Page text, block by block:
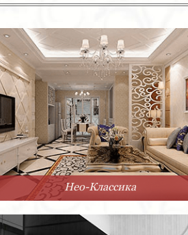
Нео-Классика